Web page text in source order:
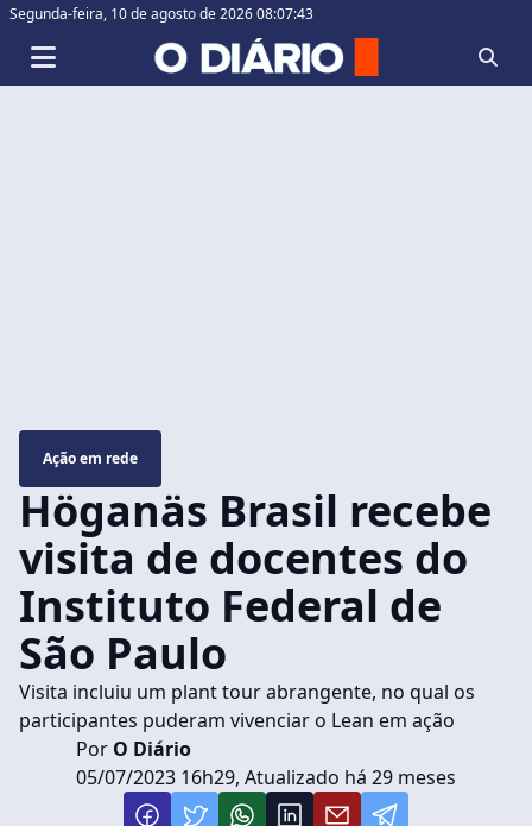
Segunda-feira, 10 de agosto de 2026 08:07:44
Ação em rede
Höganäs Brasil recebe
visita de docentes do
Instituto Federal de
São Paulo
Visita incluiu um plant tour abrangente, no qual os
participantes puderam vivenciar o Lean em ação
Por O Diário
05/07/2023 16h29, Atualizado há 29 meses